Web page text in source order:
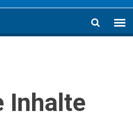
Inhalte